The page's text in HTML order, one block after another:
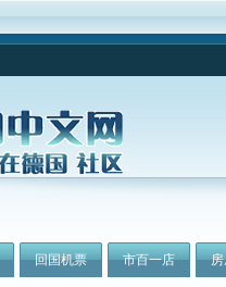
回国机票 市百一店